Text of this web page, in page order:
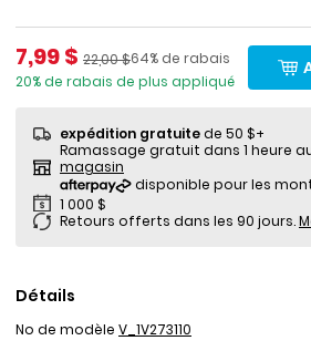
Prix de solde
7,99 $ Pourcentage de rabais
64% de rabais
Prix ​​de détail suggéré par le
22,00 $
20% de rabais de plus appliqué
expédition gratuitede 50 $+
Ramassage gratuit dans 1 heure
magasin
Retours offerts dans les 90 jours.
Détails
No de modèle V_1V273110